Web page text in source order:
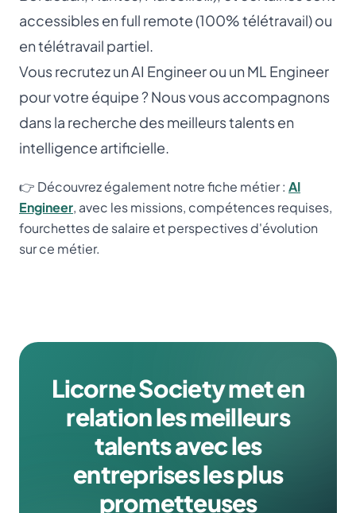
accessibles en full remote (100% télétravail) ou
en télétravail partiel.
Vous recrutez un AI Engineer ou un ML Engineer
pour votre équipe ? Nous vous accompagnons
dans la recherche des meilleurs talents en
intelligence artificielle.
👉 Découvrez également notre fiche métier : AI
Engineer, avec les missions, compétences requises,
fourchettes de salaire et perspectives d'évolution
sur ce métier.
Licorne Society met en
relation les meilleurs
talents avec les
entreprises les plus
prometteuses